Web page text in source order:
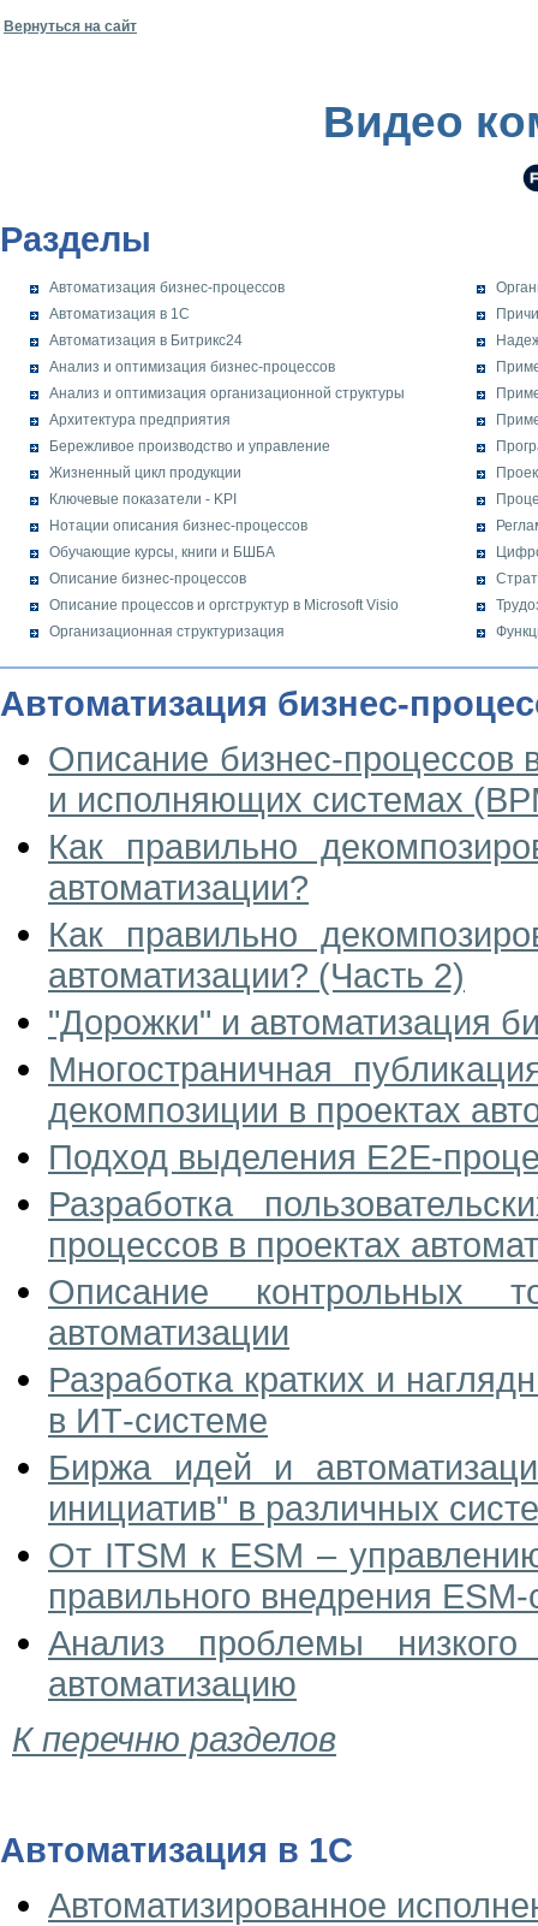
Вернуться на сайт
Видео
Разделы
Автоматизация бизнес-процессов
Автоматизация в 1С
Автоматизация в Битрикс24
Анализ и оптимизация бизнес-процессов
Анализ и оптимизация организационной структуры
Архитектура предприятия
Бережливое производство и управление
Жизненный цикл продукции
Ключевые показатели - KPI
Нотации описания бизнес-процессов
Обучающие курсы, книги и БШБА
Описание бизнес-процессов
Описание процессов и оргструктур в Microsoft Visio
Организационная структуризация
Автоматизация бизнес-
Описание бизнес-процессов
и исполняющих системах
Как правильно
автоматизации?
Как правильно
автоматизации? (Часть 2)
"Дорожки" и автоматизация
Многостраничная
декомпозиции в проектах
Подход выделения E2E-
Разработка
процессов в проектах
Описание контрольных
автоматизации
Разработка кратких и
в ИТ-системе
Биржа идей и
инициатив" в различных
От ITSM к ESM –
правильного внедрения
Анализ проблемы низкого
автоматизацию
К перечню разделов
Автоматизация в 1С
Автоматизированное